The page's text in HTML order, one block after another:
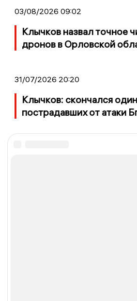
03/08/2026 09:02
Клычков назвал точное
дронов в Орловской
31/07/2026 20:20
Клычков: скончался
пострадавших от атаки